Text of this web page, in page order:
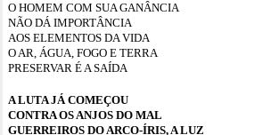
O HOMEM COM SUA GANÂNCIA
NÃO DÁ IMPORTÂNCIA
AOS ELEMENTOS DA VIDA
O AR, ÁGUA, FOGO E TERRA
PRESERVAR É A SAÍDA
A LUTA JÁ COMEÇOU
CONTRA OS ANJOS DO MAL
GUERREIROS DO ARCO-ÍRIS, A LUZ